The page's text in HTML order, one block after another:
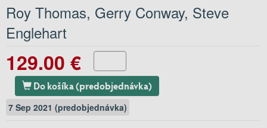
Roy Thomas, Gerry Conway, Steve
Englehart
129.00 €
Do košíka (predobjednávka)
7 Sep 2021 (predobjednávka)